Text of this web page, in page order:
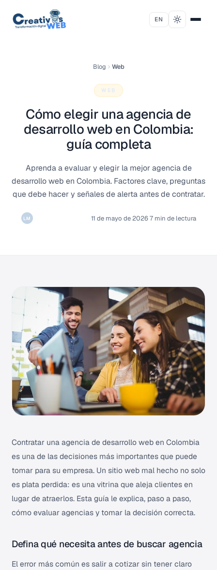
Saltar al contenido
EN
Blog Web
WEB
Cómo elegir una agencia de
desarrollo web en Colombia:
guía completa
Aprenda a evaluar y elegir la mejor agencia de
desarrollo web en Colombia. Factores clave, preguntas
que debe hacer y señales de alerta antes de contratar.
LM Luis Mauricio Melo 11 de mayo de 2026·7 min de lectura
Contratar una agencia de desarrollo web en Colombia
es una de las decisiones más importantes que puede
tomar para su empresa. Un sitio web mal hecho no solo
es plata perdida: es una vitrina que aleja clientes en
lugar de atraerlos. Esta guía le explica, paso a paso,
cómo evaluar agencias y tomar la decisión correcta.
Defina qué necesita antes de buscar agencia
El error más común es salir a cotizar sin tener claro